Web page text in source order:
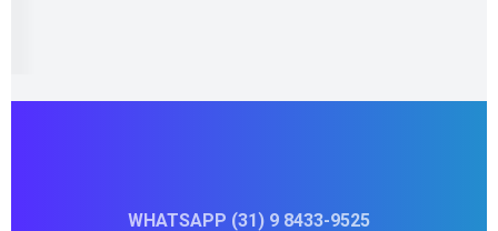
WHATSAPP (31) 9 8433-9525